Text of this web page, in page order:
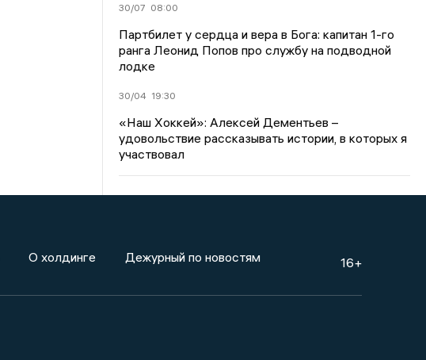
30/07 08:00
Партбилет у сердца и вера в Бога: капитан 1-го
ранга Леонид Попов про службу на подводной
лодке
30/04 19:30
«Наш Хоккей»: Алексей Дементьев –
удовольствие рассказывать истории, в которых я
участвовал
О холдинге Дежурный по новостям 16+